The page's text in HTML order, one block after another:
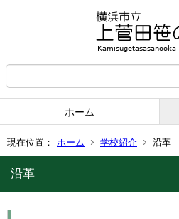
ホーム
現在位置： ホーム 学校紹介 沿革
沿革